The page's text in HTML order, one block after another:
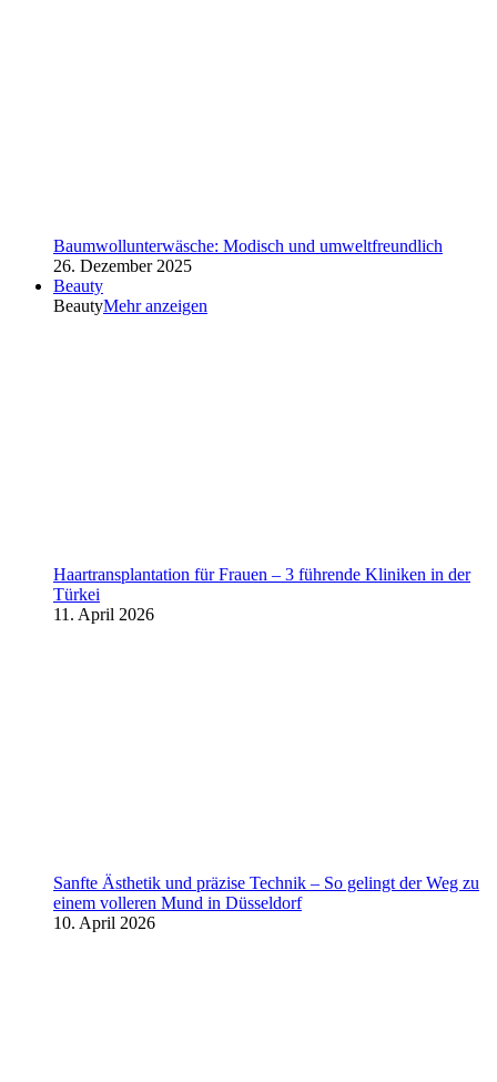
Baumwollunterwäsche: Modisch und umweltfreundlich
26. Dezember 2025
Beauty
BeautyMehr anzeigen
Haartransplantation für Frauen – 3 führende Kliniken in der
Türkei
11. April 2026
Sanfte Ästhetik und präzise Technik – So gelingt der Weg zu
einem volleren Mund in Düsseldorf
10. April 2026